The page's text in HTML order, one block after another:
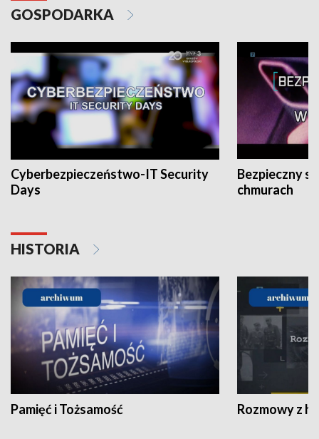
GOSPODARKA
Cyberbezpieczeństwo-IT Security
Days
Bezpieczny
chmurach
HISTORIA
Pamięć i Tożsamość Rozmowy z